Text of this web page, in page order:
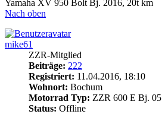
Yamaha XV 950 Bolt Bj. 2016, 20t km
Nach oben
mike61
ZZR-Mitglied
Beiträge: 222
Registriert: 11.04.2016, 18:10
Wohnort: Bochum
Motorrad Typ: ZZR 600 E Bj. 05
Status: Offline